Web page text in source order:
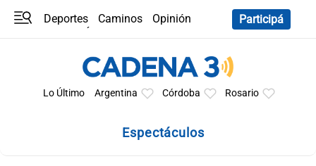
Deportes Caminos
Opinión
Participá
Lo Último Argentina Córdoba Rosario
Espectáculos